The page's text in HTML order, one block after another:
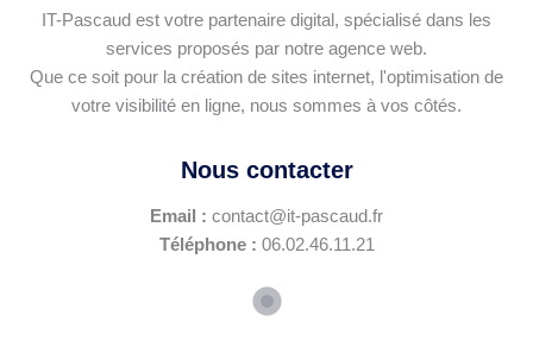
IT-Pascaud est votre partenaire digital, spécialisé dans les
services proposés par notre agence web.
Que ce soit pour la création de sites internet, l'optimisation de
votre visibilité en ligne, nous sommes à vos côtés.
Nous contacter
Email : contact@it-pascaud.fr
Téléphone : 06.02.46.11.21